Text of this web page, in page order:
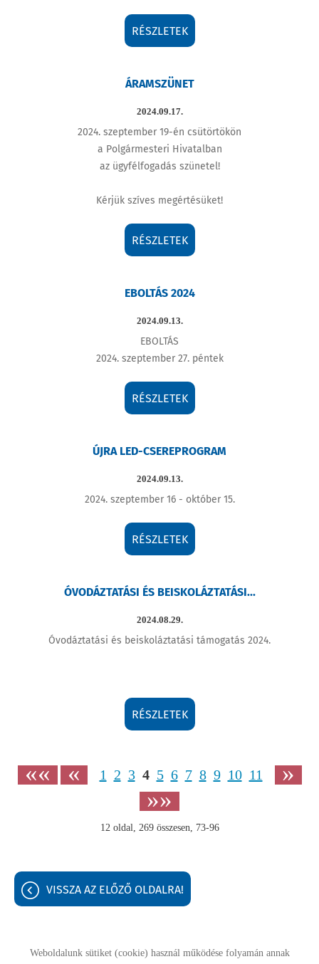
RÉSZLETEK
ÁRAMSZÜNET
2024.09.17.
2024. szeptember 19-én csütörtökön
a Polgármesteri Hivatalban
az ügyfélfogadás szünetel!
Kérjük szíves megértésüket!
RÉSZLETEK
EBOLTÁS 2024
2024.09.13.
EBOLTÁS
2024. szeptember 27. péntek
RÉSZLETEK
ÚJRA LED-CSEREPROGRAM
2024.09.13.
2024. szeptember 16 - október 15.
RÉSZLETEK
ÓVODÁZTATÁSI ÉS BEISKOLÁZTATÁSI...
2024.08.29.
Óvodáztatási és beiskoláztatási támogatás 2024.
RÉSZLETEK
«« « 1 2 3 4 5 6 7 8 9 10 11
»
»»
12 oldal, 269 összesen, 73-96
VISSZA AZ ELŐZŐ OLDALRA!
Weboldalunk sütiket (cookie) használ működése folyamán annak